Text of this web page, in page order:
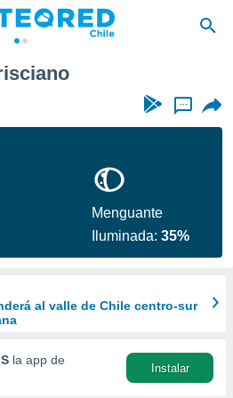
...
Menguante
Iluminada:35%
al valle de Chile centro-sur
la app de
Instalar